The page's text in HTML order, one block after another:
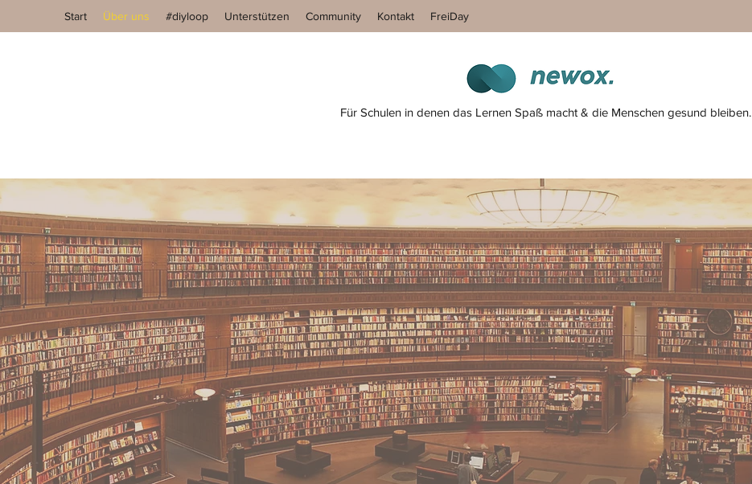
Start Über uns #diyloop Unterstützen Community Kontakt FreiDay
Für Schulen in denen das Lernen Spaß macht & die Menschen gesund bleiben.